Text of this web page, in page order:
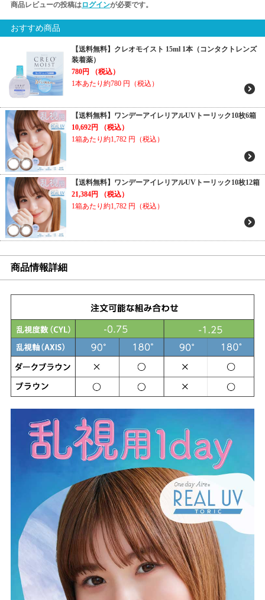
商品レビューの投稿はログインが必要です。
おすすめ商品
【送料無料】クレオモイスト 15ml 1本（コンタクトレンズ
装着薬）
780円
（税込）
1本あたり約780 円（税込）
【送料無料】ワンデーアイレリアルUVトーリック10枚6箱
10,692円
（税込）
1箱あたり約1,782 円（税込）
【送料無料】ワンデーアイレリアルUVトーリック10枚12箱
21,384円
（税込）
1箱あたり約1,782 円（税込）
商品情報詳細